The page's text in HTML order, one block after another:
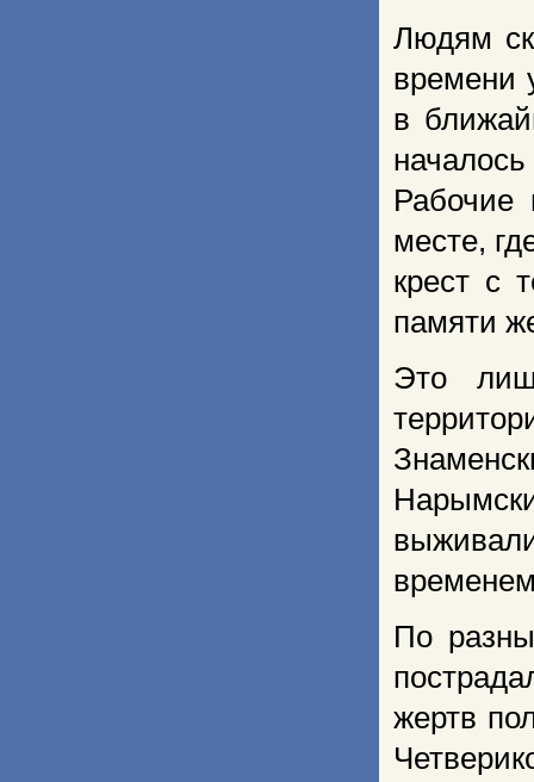
Людям
времени
в
Рабочие
месте,
крест с
памяти
Это
По
жертв